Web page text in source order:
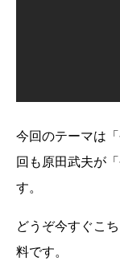
今回のテーマは
回も原田武夫が
す。
どうぞ今すぐこ
料です。